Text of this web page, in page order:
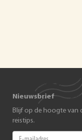
Nieuwsbrief
Blijf op de hoogte van
reistips.